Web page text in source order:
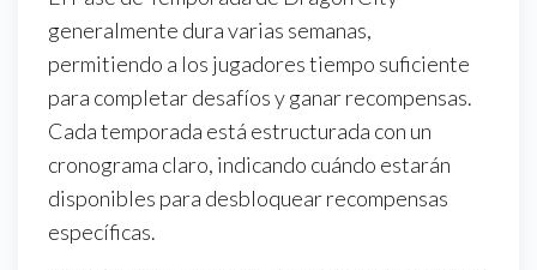
generalmente dura varias semanas,
permitiendo a los jugadores tiempo suficiente
para completar desafíos y ganar recompensas.
Cada temporada está estructurada con un
cronograma claro, indicando cuándo estarán
disponibles para desbloquear recompensas
específicas.